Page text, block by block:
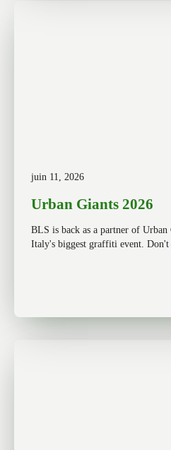
juin 11, 2026
Urban Giants 2026
BLS is back as a partner of
Italy's biggest graffiti event. Don't